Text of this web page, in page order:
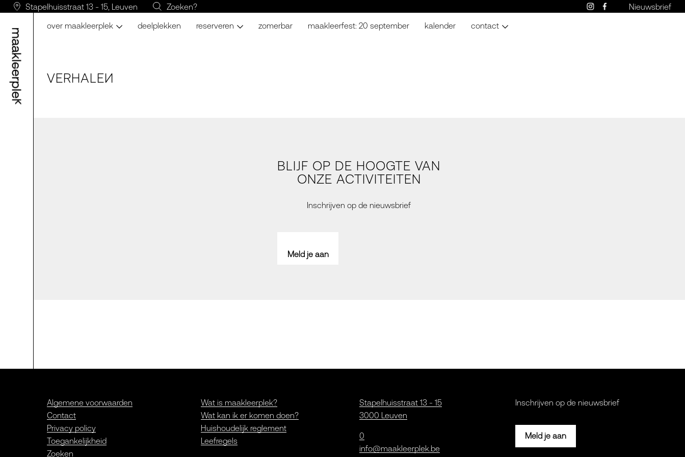
Stapelhuisstraat 13 - 15, Leuven Zoeken? Nieuwsbrief
over maakleerplek deelplekken reserveren zomerbar maakleerfest: 20 september kalender contact
VERHALEN
BLIJF OP DE HOOGTE VAN
ONZE ACTIVITEITEN
Inschrijven op de nieuwsbrief
Meld je aan
Algemene voorwaarden
Contact
Privacy policy
Toegankelijkheid
Zoeken
Wat is maakleerplek?
Wat kan ik er komen doen?
Huishoudelijk reglement
Leefregels
Stapelhuisstraat 13 - 15
3000 Leuven
0
info@maakleerplek.be
Inschrijven op de nieuwsbrief
Meld je aan